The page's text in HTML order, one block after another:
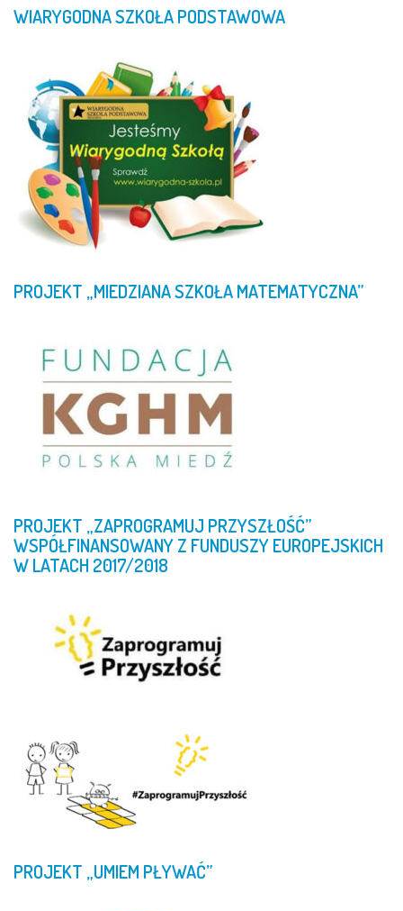
WIARYGODNASZKOŁAPODSTAWOWA
PROJEKT „MIEDZIANASZKOŁAMATEMATYCZNA”
PROJEKT „ZAPROGRAMUJ PRZYSZŁOŚĆ”
WSPÓŁFINANSOWANYZ FUNDUSZYEUROPEJSKICH
WLATACH2017/2018
PROJEKT „UMIEMPŁYWAĆ”